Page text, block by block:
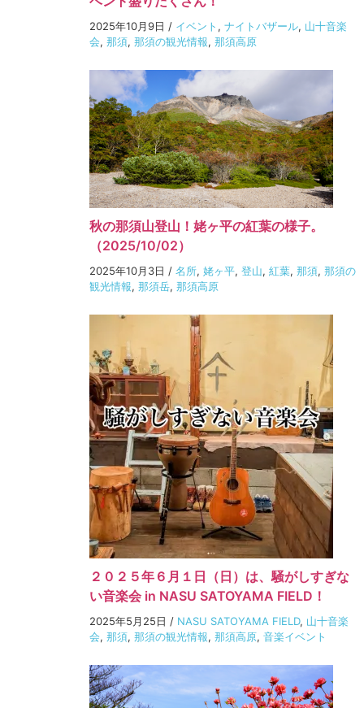
2025年10月9日 / イベント , ナイトバザール, 山十音楽
会, 那須, 那須の観光情報, 那須高原
秋の那須山登山！姥ヶ平の紅葉の様子。
（2025/10/02）
2025年10月3日 / 名所, 姥ヶ平, 登山, 紅葉, 那須, 那須の
観光情報, 那須岳, 那須高原
２０２５年６月１日（日）は、騒がしすぎな
い音楽会 in NASU SATOYAMA FIELD！
2025年5月25日 / NASU SATOYAMA FIELD, 山十音楽
会, 那須, 那須の観光情報, 那須高原, 音楽イベント